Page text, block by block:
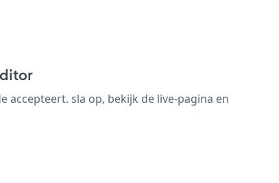
accepteert. sla op, bekijk de live-pagina en